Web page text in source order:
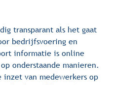
transparant als het gaat
bedrijfsvoering en
informatie is online
onderstaande manieren.
van medewerkers op